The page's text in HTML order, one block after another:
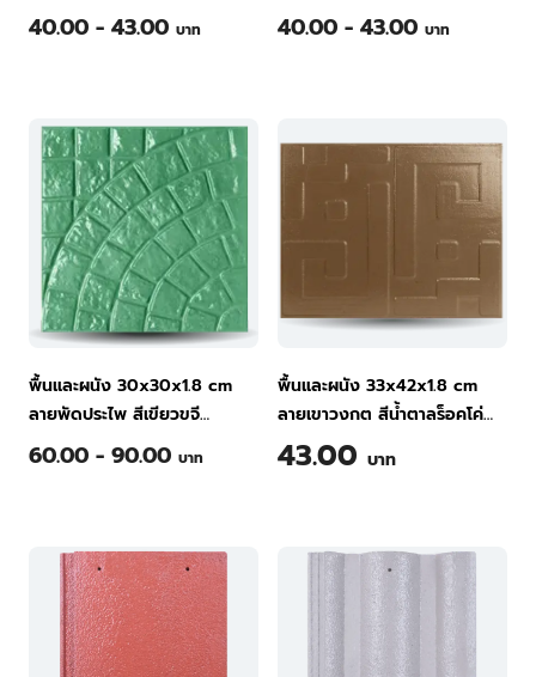
กระเบื้องพื้นคอนกรีต ทีพีไอ
40.00 - 43.00 บาท
กระเบื้องพื้นคอนกรีต ทีพีไอ
40.00 - 43.00 บาท
พื้นและผนัง 30x30x1.8 cm
ลายพัดประไพ สีเขียวขจี
กระเบื้องพื้นคอนกรีต ทีพีไอ
60.00 - 90.00 บาท
พื้นและผนัง 33x42x1.8 cm
ลายเขาวงกต สีน้ำตาลร็อคโค่
กระเบื้องพื้นคอนกรีต ทีพีไอ
43.00 บาท